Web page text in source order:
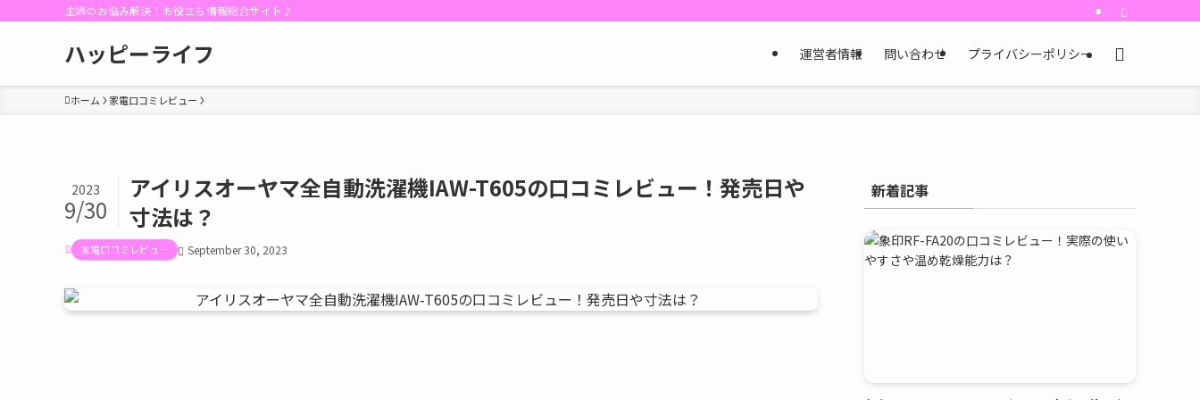
主婦のお悩み解決！お役立ち情報総合サイト♪
ハッピーライフ 運営者情報 問い合わせ プライバシーポリシー
ホーム 家電口コミレビュー
アイリスオーヤマ全自動洗濯機IAW-T605の口コミレビュー！発売日や
寸法は？
2023
9/30
家電口コミレビュー September 30, 2023
新着記事